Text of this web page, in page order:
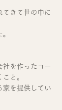
てきて世の中に
社を作ったコー
と。
家を提供してい